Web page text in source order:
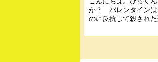
か？ バレンタインは
のに反抗して殺され